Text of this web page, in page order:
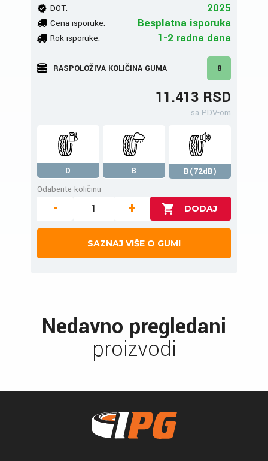
DOT: 2025
Cena isporuke: Besplatna isporuka
Rok isporuke: 1-2 radna dana
RASPOLOŽIVA KOLIČINA GUMA 8
11.413 RSD
sa PDV-om
D B
B(72dB)
Odaberite količinu
- +
SAZNAJ VIŠE O GUMI
Nedavno pregledani
proizvodi